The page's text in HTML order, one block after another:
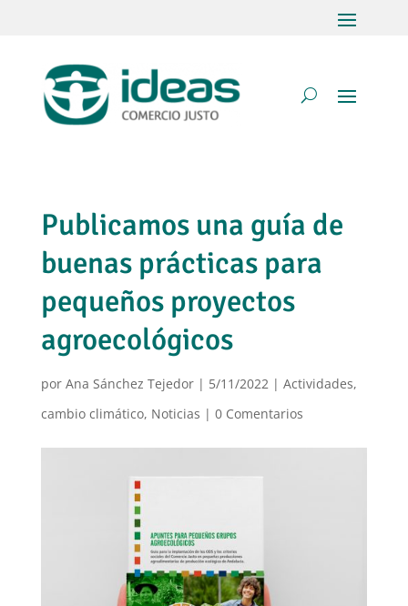
Publicamos una guía de
buenas prácticas para
pequeños proyectos
agroecológicos
por Ana Sánchez Tejedor| 5/11/2022 | Actividades,
cambio climático, Noticias | 0 Comentarios